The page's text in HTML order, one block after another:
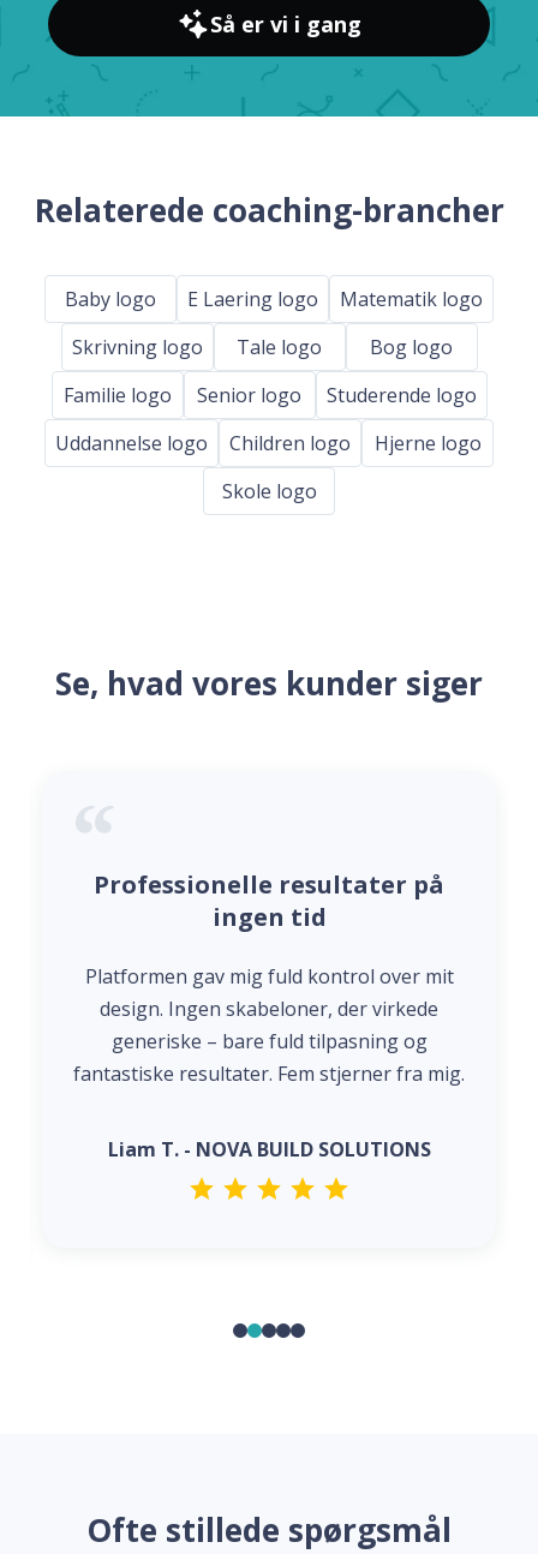
Så er vi i gang
Relaterede coaching-brancher
Baby logo E Laering logo
Matematik logo
Skrivning logo
Tale logo
Bog logo
Familie logo
Senior logo
Studerende logo
Uddannelse logo
Children logo
Hjerne logo
Skole logo
Se, hvad vores kunder siger
Professionelle resultater på
ingen tid
Platformen gav mig fuld kontrol over mit
design. Ingen skabeloner, der virkede
generiske – bare fuld tilpasning og
fantastiske resultater. Fem stjerner fra mig.
Liam T. - NOVA BUILD SOLUTIONS
Ofte stillede spørgsmål